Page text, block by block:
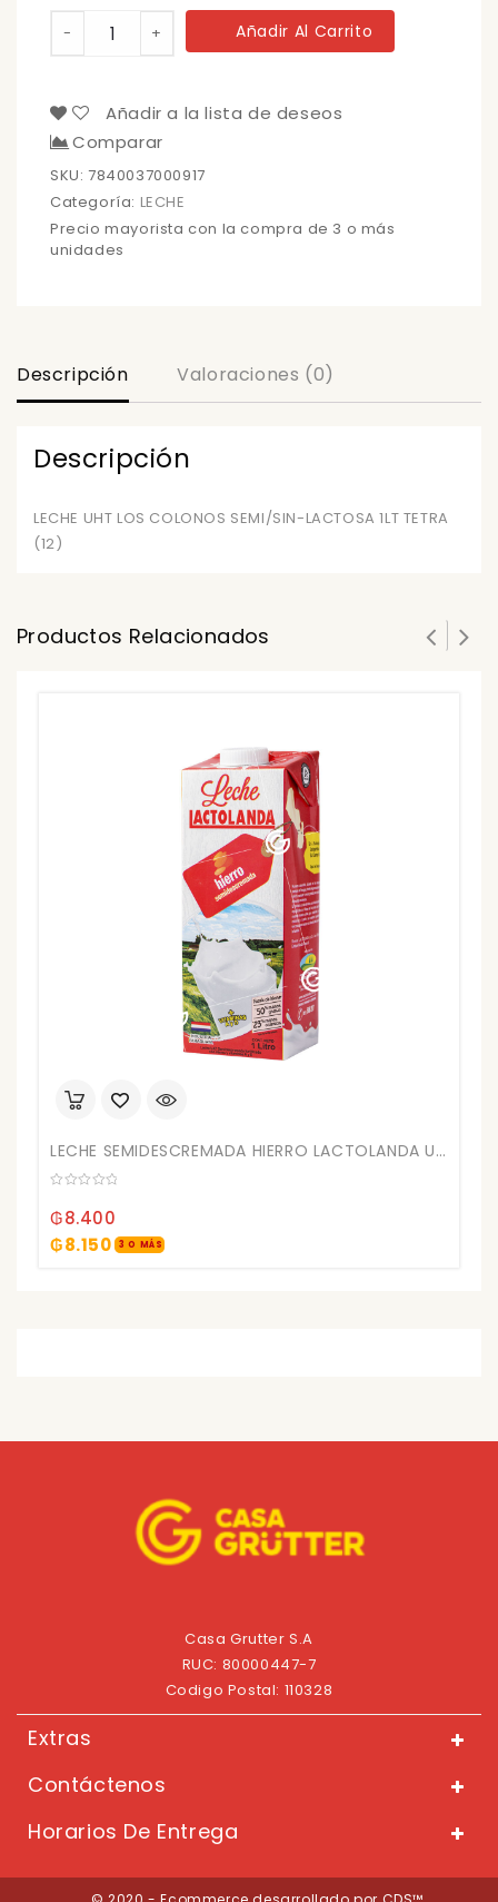
SEMI/SIN-
LACTOSA
1LT
TETRA
cantidad
- + Añadir Al Carrito
Añadir a la lista de deseos
Comparar
SKU: 7840037000917
Categoría: LECHE
Precio mayorista con la compra de 3 o más
unidades
Descripción Valoraciones (0)
Descripción
LECHE UHT LOS COLONOS SEMI/SIN-LACTOSA 1LT TETRA
(12)
Productos Relacionados
LECHE SEMIDESCREMADA HIERRO LACTOLANDA UAT 1LTS (12)
out
of
₲8.400
₲8.150 3 O MÁS
Casa Grutter S.A
RUC: 80000447-7
Codigo Postal: 110328
Extras
Contáctenos
Horarios De Entrega